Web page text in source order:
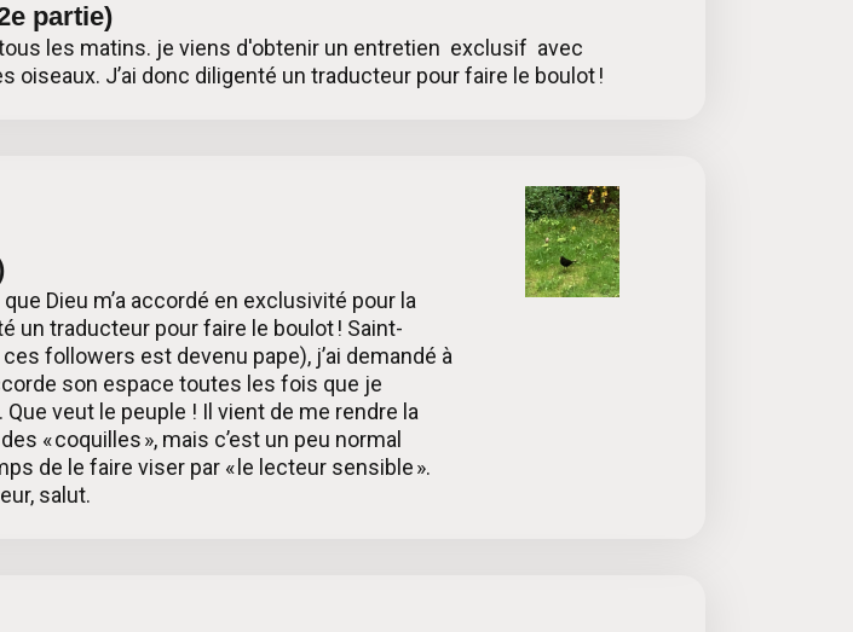
partie)
les matins. je viens d'obtenir un entretien exclusif avec
oiseaux. J’ai donc diligenté un traducteur pour faire le boulot !
Dieu m’a accordé en exclusivité pour la
un traducteur pour faire le boulot ! Saint-
followers est devenu pape), j’ai demandé à
son espace toutes les fois que je
veut le peuple ! Il vient de me rendre la
« coquilles », mais c’est un peu normal
de le faire viser par « le lecteur sensible ».
salut.